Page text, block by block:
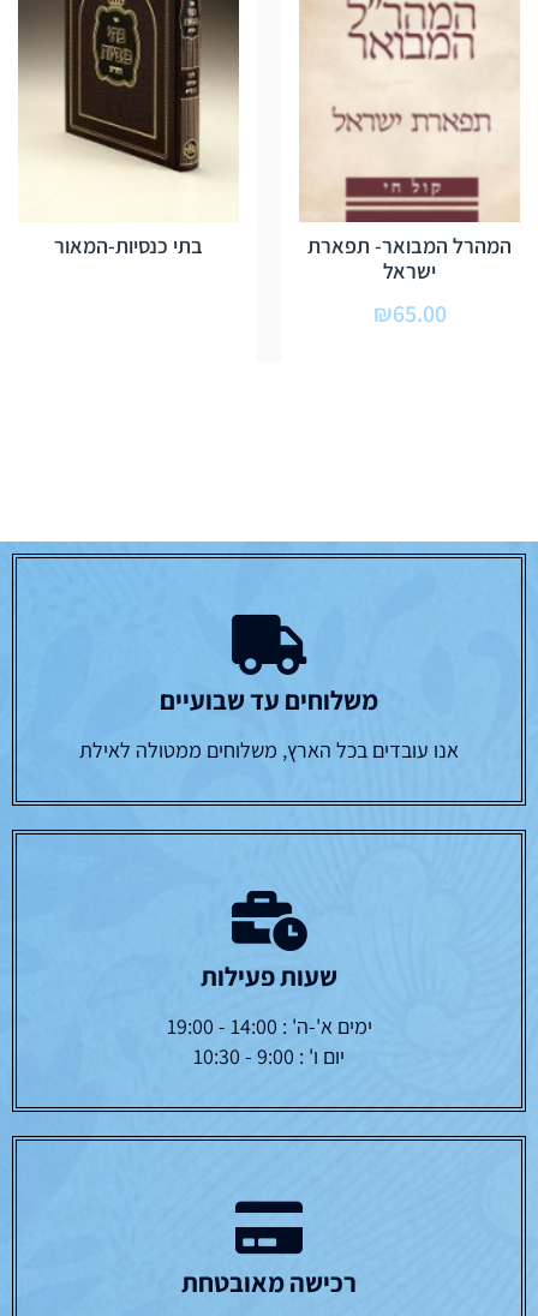
המהרל המבואר- תפארת
ישראל
₪65.00
בתי כנסיות-המאור
משלוחים עד שבועיים
אנו עובדים בכל הארץ, משלוחים ממטולה לאילת
שעות פעילות
ימים א'-ה' : 14:00 - 19:00
יום ו' : 9:00 - 10:30
רכישה מאובטחת